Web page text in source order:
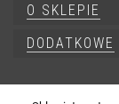
O SKLEPIE
DODATKOWE